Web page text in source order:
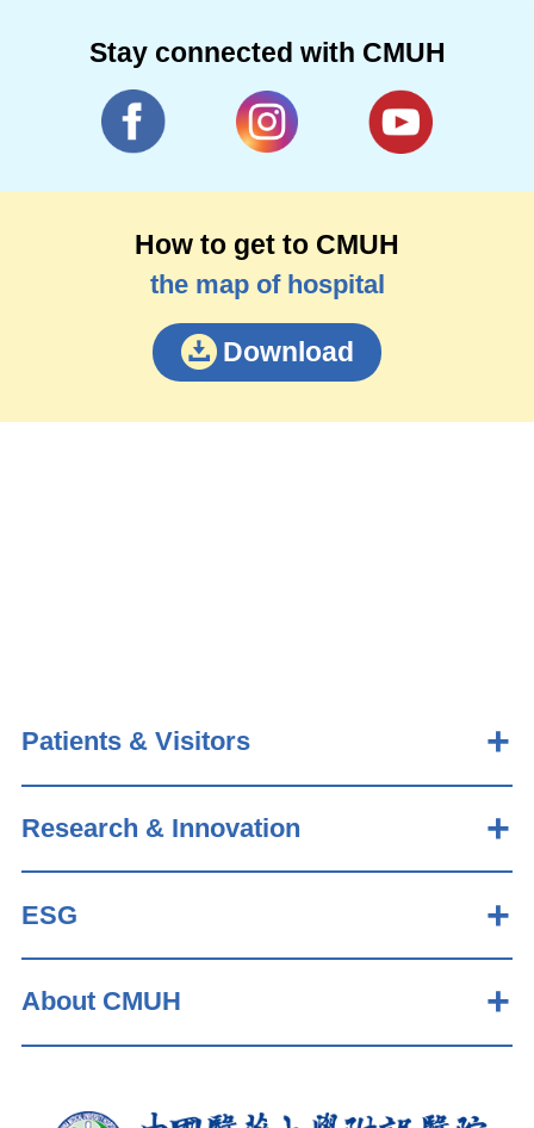
Stay connected with CMUH
How to get to CMUH
the map of hospital
Download
Patients & Visitors
Research & Innovation
ESG
About CMUH